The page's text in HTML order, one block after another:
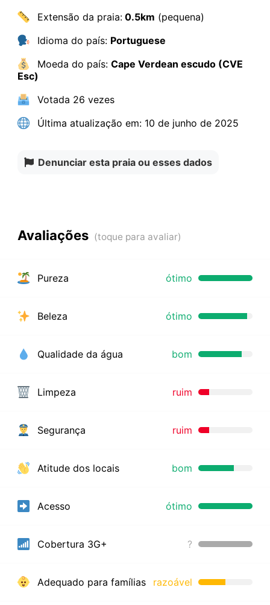
Extensão da praia:0.5km (pequena)
Idioma do país: Portuguese
Moeda do país: Cape Verdean escudo (CVE
Esc)
Votada 26 vezes
Última atualização em:10 de junho de 2025
Denunciar esta praia ou esses dados
Avaliações
Pureza ótimo
Beleza ótimo
Qualidade da água bom
Limpeza ruim
Segurança ruim
Atitude dos locais bom
Acesso ótimo
Cobertura 3G+ ?
Adequado para famílias razoável